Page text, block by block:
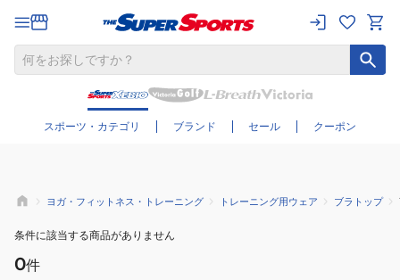
スポーツ・カテゴリ ブランド セール クーポン
さらに絞り込む
ヨガ・フィットネス・トレーニング トレーニング用ウェア ブラトップ
条件に該当する商品がありません
0件